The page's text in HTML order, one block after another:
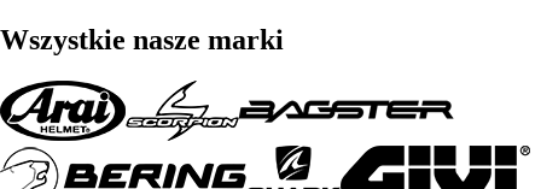
Wszystkie nasze marki